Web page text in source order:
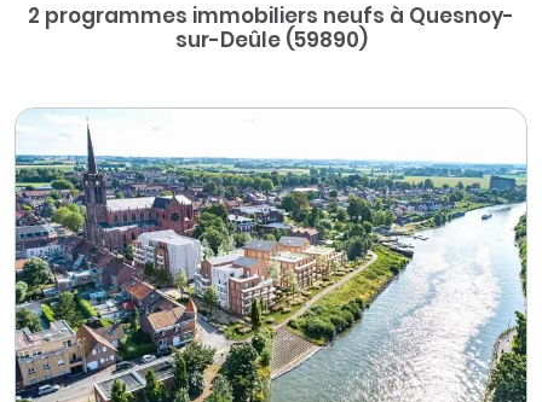
2 programmes immobiliers neufs à Quesnoy-
sur-Deûle (59890)